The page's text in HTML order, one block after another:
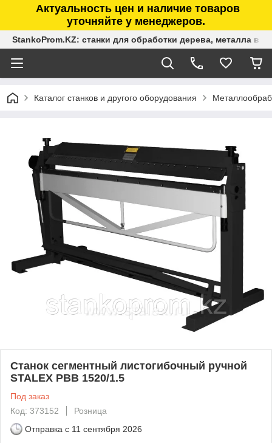
Актуальность цен и наличие товаров
уточняйте у менеджеров.
StankoProm.KZ: станки для обработки дерева, металла в
Каталог станков и другого оборудования
Станок сегментный листогибочный ручной
STALEX PBB 1520/1.5
Под заказ
Код: 373152
Розница
Отправка с 11 сентября 2026